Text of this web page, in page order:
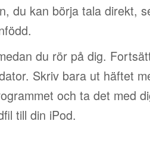
du kan börja tala direkt,
du rör på dig.
Skriv bara ut häftet
och ta det med
till din iPod.